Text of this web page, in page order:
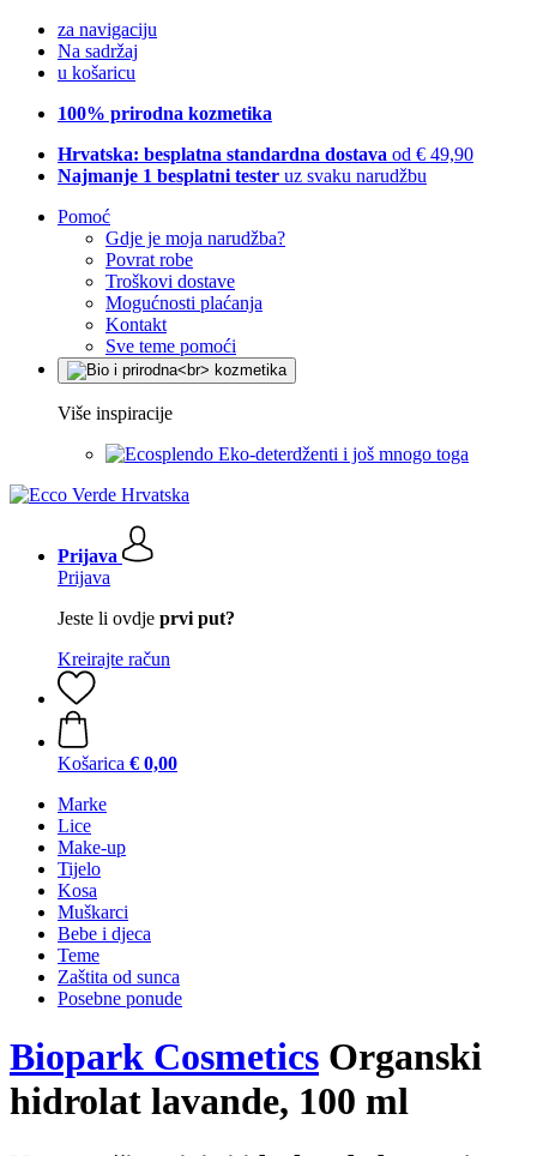
za navigaciju
Na sadržaj
u košaricu
100% prirodna kozmetika
Hrvatska: besplatna standardna dostava od € 49,90
Najmanje 1 besplatni tester uz svaku narudžbu
Pomoć
Gdje je moja narudžba?
Povrat robe
Troškovi dostave
Mogućnosti plaćanja
Kontakt
Sve teme pomoći
Više inspiracije
Eko-deterdženti i još mnogo toga
Prijava
Prijava
Jeste li ovdje prvi put?
Kreirajte račun
Košarica € 0,00
Marke
Lice
Make-up
Tijelo
Kosa
Muškarci
Bebe i djeca
Teme
Zaštita od sunca
Posebne ponude
Biopark Cosmetics Organski
hidrolat lavande, 100 ml